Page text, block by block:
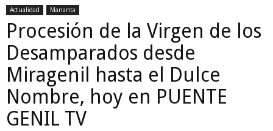
Actualidad Mananta
Procesión de la Virgen de los
Desamparados desde
Miragenil hasta el Dulce
Nombre, hoy en PUENTE
GENIL TV